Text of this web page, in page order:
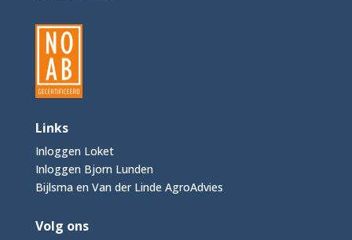
Links
Inloggen Loket
Inloggen Bjorn Lunden
Bijlsma en Van der Linde AgroAdvies
Volg ons